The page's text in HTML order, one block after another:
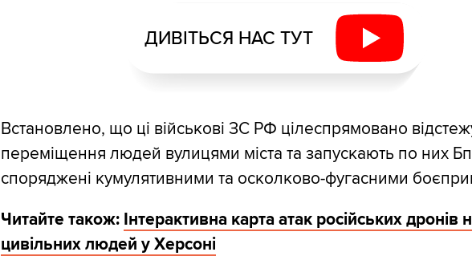
ДИВІТЬСЯ НАС ТУТ
Встановлено, що ці військові ЗС РФ цілеспрямовано
переміщення людей вулицями міста та запускають по них
споряджені кумулятивними та осколково-фугасними
Читайте також: Інтерактивна карта атак російських дронів
цивільних людей у Херсоні